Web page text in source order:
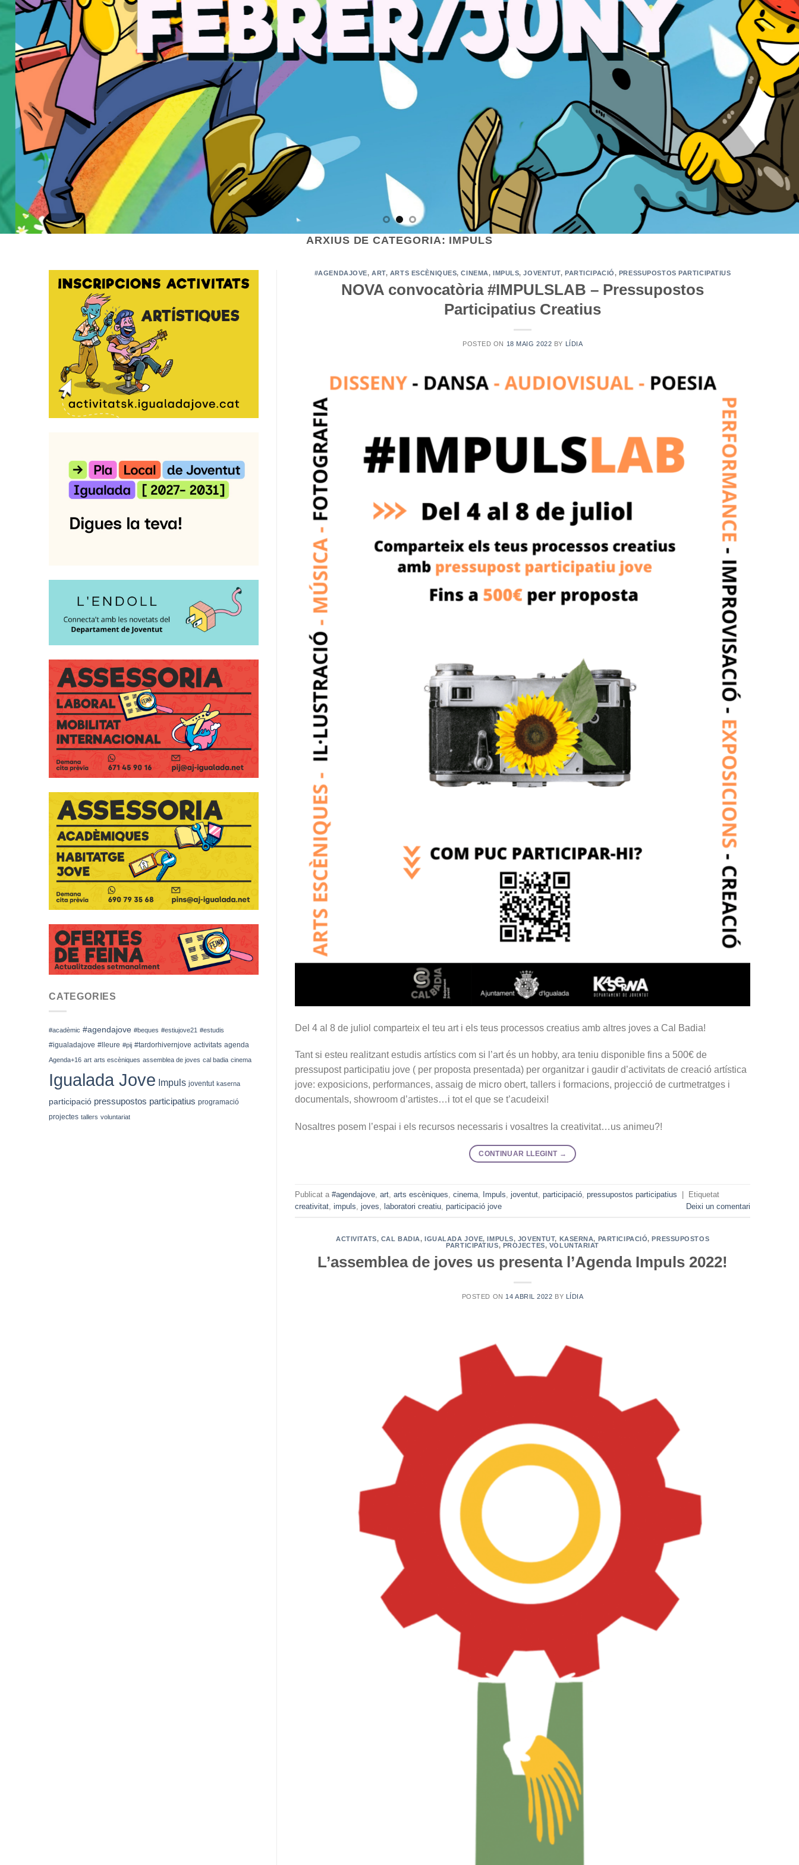
ARXIUS DE CATEGORIA: IMPULS
CATEGORIES
#acadèmic #agendajove #beques #estiujove21 #estudis
#igualadajove #lleure #pij #tardorhivernjove activitats agenda
Agenda+16 art arts escèniques assemblea de joves cal badia cinema
Igualada Jove Impuls joventut kaserna
participació pressupostos participatius programació
projectes tallers voluntariat
#AGENDAJOVE,ART, ARTS ESCÈNIQUES,CINEMA, IMPULS,JOVENTUT,PARTICIPACIÓ, PRESSUPOSTOS PARTICIPATIUS
NOVA convocatòria #IMPULSLAB – Pressupostos
Participatius Creatius
POSTED ON 18 MAIG 2022 BY LÍDIA
Del 4 al 8 de juliol comparteix el teu art i els teus processos creatius amb altres joves a Cal Badia!
Tant si esteu realitzant estudis artístics com si l’art és un hobby, ara teniu disponible fins a 500€ de
pressupost participatiu jove ( per proposta presentada) per organitzar i gaudir d’activitats de creació artística
jove: exposicions, performances, assaig de micro obert, tallers i formacions, projecció de curtmetratges i
documentals, showroom d’artistes…i tot el que se t’acudeixi!
Nosaltres posem l’espai i els recursos necessaris i vosaltres la creativitat…us animeu?!
CONTINUAR LLEGINT →
Publicat a#agendajove ,art ,arts escèniques ,cinema Impuls ,joventut ,participació ,pressupostos participatius | Etiquetat
creativitat ,impuls ,joves ,laboratori creatiu ,participació jove Deixi un comentari
ACTIVITATS, CAL BADIA,IGUALADA JOVE,IMPULS, JOVENTUT, KASERNA, PARTICIPACIÓ,PRESSUPOSTOS
PARTICIPATIUS, PROJECTES, VOLUNTARIAT
L’assemblea de joves us presenta l’Agenda Impuls 2022!
POSTED ON 14 ABRIL 2022 BY LÍDIA